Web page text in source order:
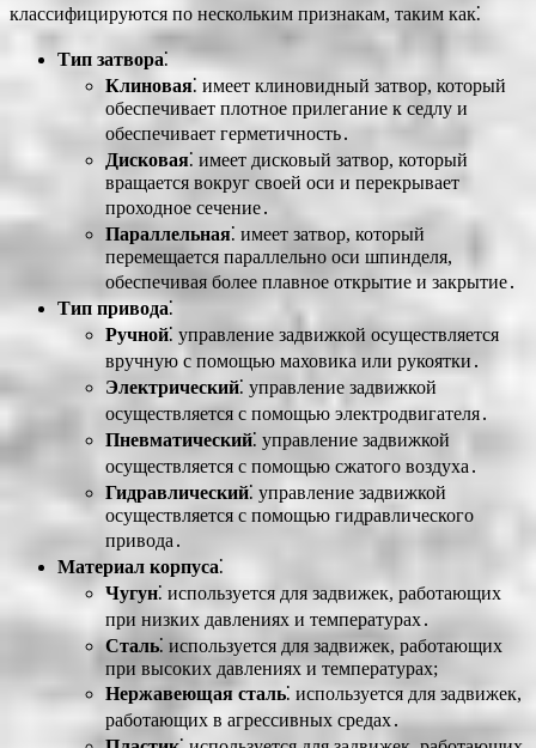
классифицируются по нескольким признакам, таким как⁚
Тип затвора⁚
Клиновая⁚ имеет клиновидный затвор, который
обеспечивает плотное прилегание к седлу и
обеспечивает герметичность․
Дисковая⁚ имеет дисковый затвор, который
вращается вокруг своей оси и перекрывает
проходное сечение․
Параллельная⁚ имеет затвор, который
перемещается параллельно оси шпинделя,
обеспечивая более плавное открытие и закрытие․
Тип привода⁚
Ручной⁚ управление задвижкой осуществляется
вручную с помощью маховика или рукоятки․
Электрический⁚ управление задвижкой
осуществляется с помощью электродвигателя․
Пневматический⁚ управление задвижкой
осуществляется с помощью сжатого воздуха․
Гидравлический⁚ управление задвижкой
осуществляется с помощью гидравлического
привода․
Материал корпуса⁚
Чугун⁚ используется для задвижек, работающих
при низких давлениях и температурах․
Сталь⁚ используется для задвижек, работающих
при высоких давлениях и температурах;
Нержавеющая сталь⁚ используется для задвижек,
работающих в агрессивных средах․